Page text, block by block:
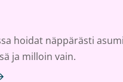
hoidat näppärästi
ja milloin vain.